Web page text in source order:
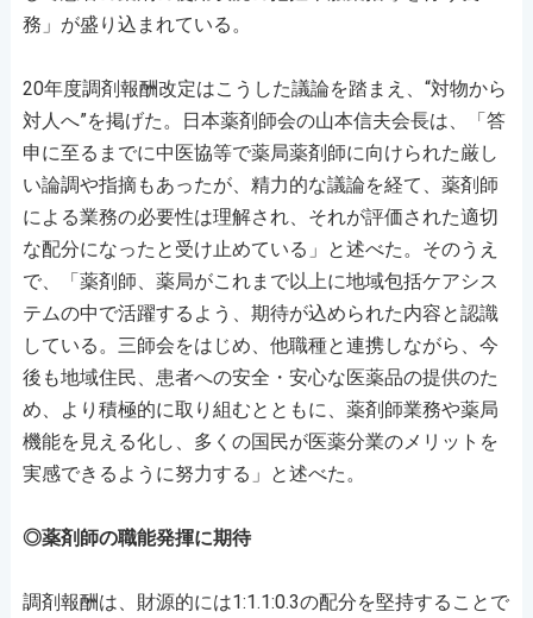
務」が盛り込まれている。
20年度調剤報酬改定はこうした議論を踏まえ、“対物から
対人へ”を掲げた。日本薬剤師会の山本信夫会長は、「答
申に至るまでに中医協等で薬局薬剤師に向けられた厳し
い論調や指摘もあったが、精力的な議論を経て、薬剤師
による業務の必要性は理解され、それが評価された適切
な配分になったと受け止めている」と述べた。そのうえ
で、「薬剤師、薬局がこれまで以上に地域包括ケアシス
テムの中で活躍するよう、期待が込められた内容と認識
している。三師会をはじめ、他職種と連携しながら、今
後も地域住民、患者への安全・安心な医薬品の提供のた
め、より積極的に取り組むとともに、薬剤師業務や薬局
機能を見える化し、多くの国民が医薬分業のメリットを
実感できるように努力する」と述べた。
◎薬剤師の職能発揮に期待
調剤報酬は、財源的には1:1.1:0.3の配分を堅持することで